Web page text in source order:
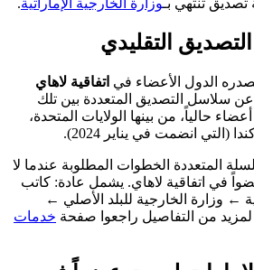
التقليدي
الدول الأعضاء في اتفاقية لاهاي
عن سلاسل التصديق المتعددة بين تلك
من 120 دولة أعضاء حالياً، من بينها الولايات المتحدة،
(التي انضمت في يناير 2024).
المتعددة الخطوات المطلوبة عندما لا
في اتفاقية لاهاي. يشمل عادة: كاتب
← وزارة الخارجية للبلد الأصلي ←
لمزيد من التفاصيل راجعوا صفحة خدمات